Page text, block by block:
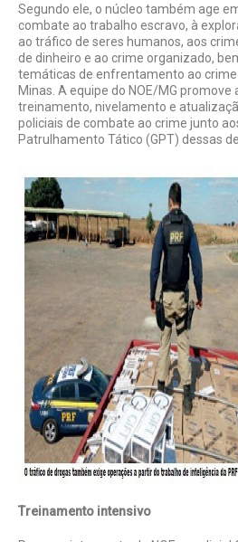
Segundo ele, o núcleo também age
combate ao trabalho escravo, à
ao tráfico de seres humanos, aos
de dinheiro e ao crime organizado,
temáticas de enfrentamento ao crime
Minas. A equipe do NOE/MG promove
treinamento, nivelamento e
policiais de combate ao crime junto
Patrulhamento Tático (GPT) dessas
Treinamento intensivo